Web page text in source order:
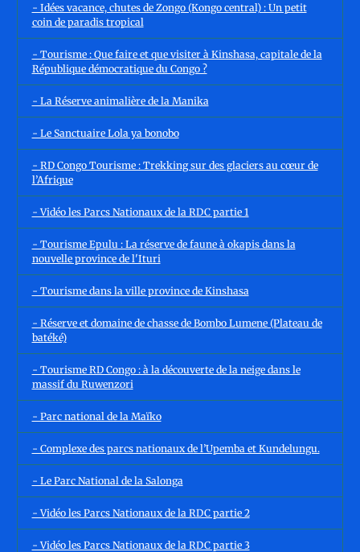
- Idées vacance, chutes de Zongo (Kongo central) : Un petit
coin de paradis tropical
- Tourisme : Que faire et que visiter à Kinshasa, capitale de la
République démocratique du Congo ?
- La Réserve animalière de la Manika
- Le Sanctuaire Lola ya bonobo
- RD Congo Tourisme : Trekking sur des glaciers au cœur de
l’Afrique
- Vidéo les Parcs Nationaux de la RDC partie 1
- Tourisme Epulu : La réserve de faune à okapis dans la
nouvelle province de l'Ituri
- Tourisme dans la ville province de Kinshasa
- Réserve et domaine de chasse de Bombo Lumene (Plateau de
batéké)
- Tourisme RD Congo : à la découverte de la neige dans le
massif du Ruwenzori
- Parc national de la Maïko
- Complexe des parcs nationaux de l’Upemba et Kundelungu.
- Le Parc National de la Salonga
- Vidéo les Parcs Nationaux de la RDC partie 2
- Vidéo les Parcs Nationaux de la RDC partie 3